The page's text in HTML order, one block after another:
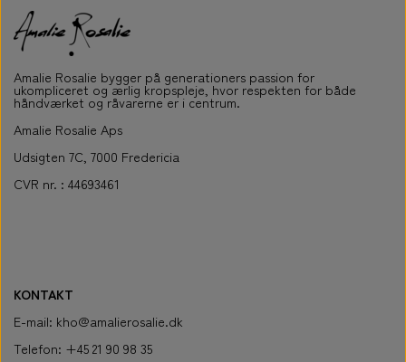
Amalie Rosalie bygger på generationers passion for
ukompliceret og ærlig kropspleje, hvor respekten for både
håndværket og råvarerne er i centrum.
Amalie Rosalie Aps
Udsigten 7C, 7000 Fredericia
CVR nr. : 44693461
KONTAKT
E-mail: kho@amalierosalie.dk
Telefon: +45 21 90 98 35